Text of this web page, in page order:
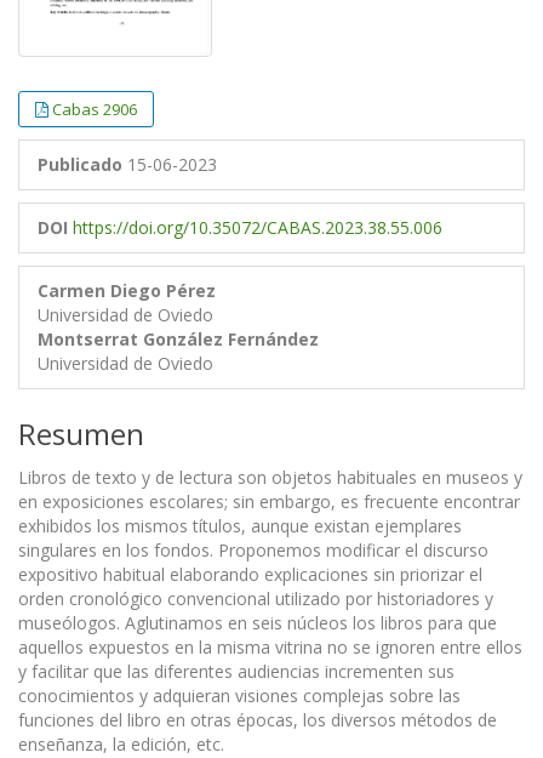
Cabas 2906
Publicado 15-06-2023
DOI https://doi.org/10.35072/CABAS.2023.38.55.006
Carmen Diego Pérez
Universidad de Oviedo
Montserrat González Fernández
Universidad de Oviedo
Resumen
Libros de texto y de lectura son objetos habituales en museos y
en exposiciones escolares; sin embargo, es frecuente encontrar
exhibidos los mismos títulos, aunque existan ejemplares
singulares en los fondos. Proponemos modificar el discurso
expositivo habitual elaborando explicaciones sin priorizar el
orden cronológico convencional utilizado por historiadores y
museólogos. Aglutinamos en seis núcleos los libros para que
aquellos expuestos en la misma vitrina no se ignoren entre ellos
y facilitar que las diferentes audiencias incrementen sus
conocimientos y adquieran visiones complejas sobre las
funciones del libro en otras épocas, los diversos métodos de
enseñanza, la edición, etc.